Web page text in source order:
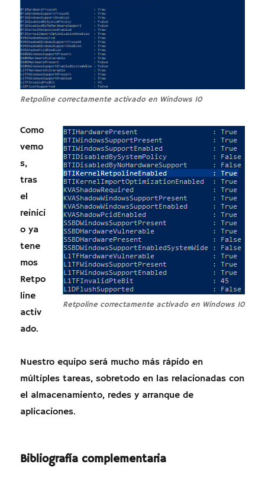
Retpoline correctamente activado en Windows 10
Retpoline correctamente activado en Windows 10
Como
vemo
s,
tras
el
reinici
o ya
tene
mos
Retpo
line
activ
ado.
Nuestro equipo será mucho más rápido en
múltiples tareas, sobretodo en las relacionadas con
el almacenamiento, redes y arranque de
aplicaciones.
Bibliografía complementaria